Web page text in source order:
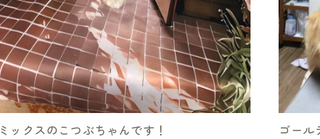
ミックスのこつぶちゃんです！
ゴール